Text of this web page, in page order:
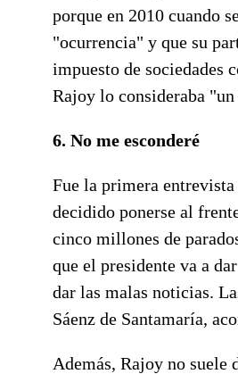
porque en 2010 cuando
"ocurrencia" y que su
impuesto de sociedades
Rajoy lo consideraba
6. No me esconderé
Fue la primera
decidido ponerse al
cinco millones de
que el presidente va a
dar las malas noticias.
Sáenz de Santamaría,
Además, Rajoy no suele